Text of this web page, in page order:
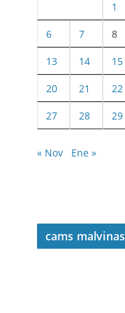
1
6 7 8
13 14 15
20 21 22
27 28 29
« Nov Ene »
cams malvinas